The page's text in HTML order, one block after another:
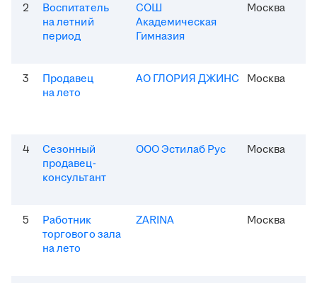
2
Воспитатель
на летний
период
СОШ
Академическая
Гимназия
Москва
3
Продавец
на лето
АО ГЛОРИЯ ДЖИНС Москва
4
Сезонный
продавец-
консультант
ООО Эстилаб Рус Москва
5
Работник
торгового зала
на лето
ZARINA Москва